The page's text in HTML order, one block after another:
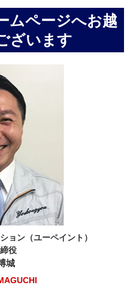
ムページへお越
ざいます
ョン（ユーペイント）
役
城